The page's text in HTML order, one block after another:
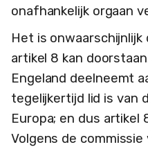
onafhankelijk orgaan
Het is
artikel 8 kan
Engeland deelneemt
tegelijkertijd lid is van
Europa; en dus artikel
Volgens de